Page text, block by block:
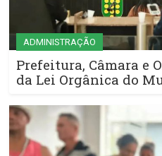
ADMINISTRAÇÃO
Prefeitura, Câmara e
da Lei Orgânica do